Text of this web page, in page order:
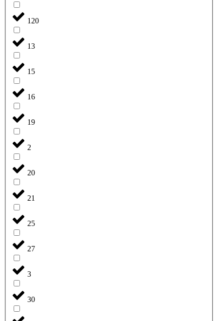
120
13
15
16
19
2
20
21
25
27
3
30